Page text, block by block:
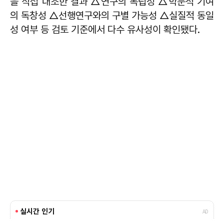
의 독창성 △선행연구와의 구별 가능성 △실질적 동일
성 여부 등 검토 기준에서 다수 유사성이 확인됐다.